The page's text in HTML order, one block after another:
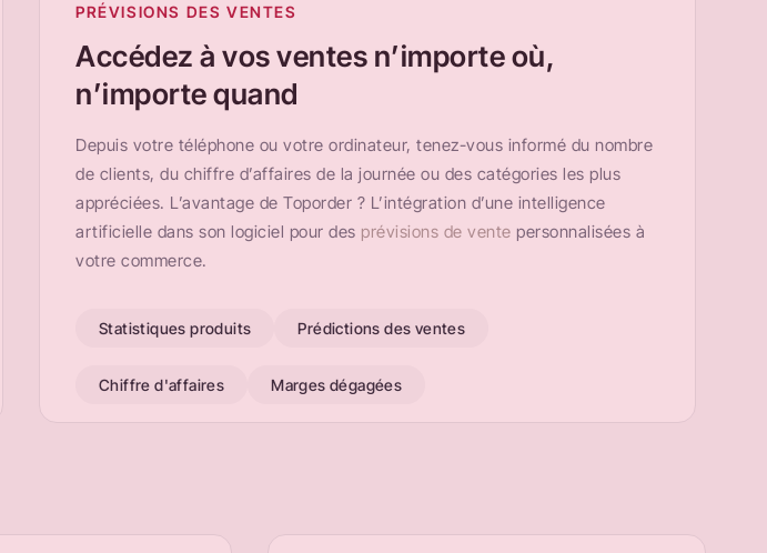
PRÉVISIONS DES VENTES
Accédez à vos ventes n’importe où,
n’importe quand
Depuis votre téléphone ou votre ordinateur, tenez-vous informé du nombre
de clients, du chiffre d’affaires de la journée ou des catégories les plus
appréciées. L’avantage de Toporder ? L’intégration d’une intelligence
artificielle dans son logiciel pour des prévisions de vente personnalisées à
votre commerce.
Statistiques produits Prédictions des ventes
Chiffre d'affaires Marges dégagées